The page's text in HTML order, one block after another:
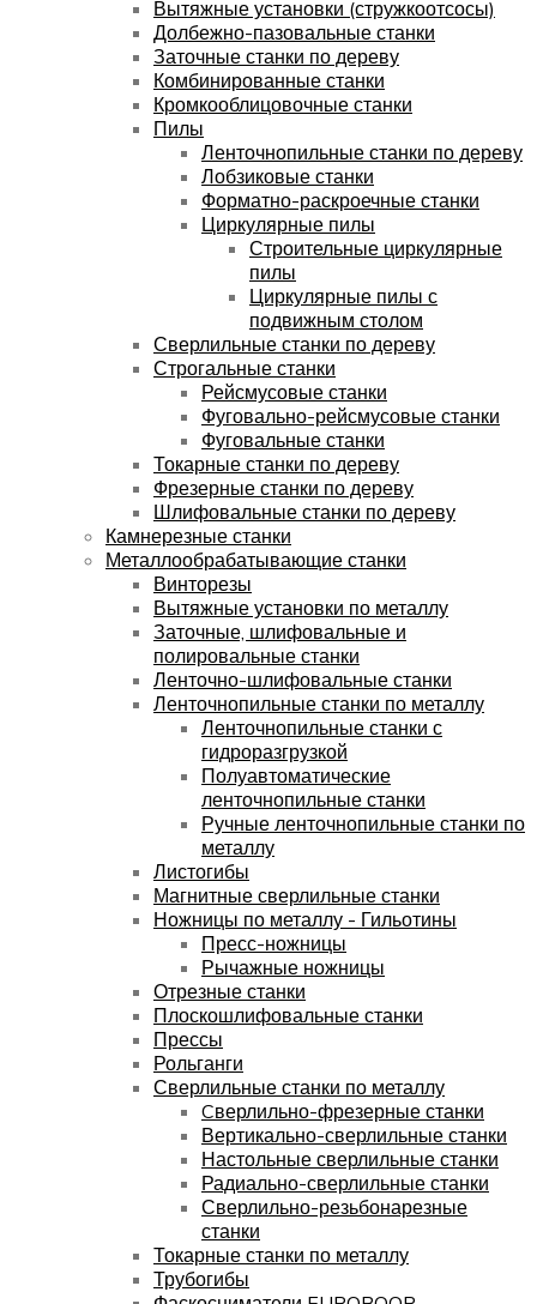
Вытяжные установки (стружкоотсосы)
Долбежно-пазовальные станки
Заточные станки по дереву
Комбинированные станки
Кромкооблицовочные станки
Пилы
Ленточнопильные станки по дереву
Лобзиковые станки
Форматно-раскроечные станки
Циркулярные пилы
Строительные циркулярные
пилы
Циркулярные пилы с
подвижным столом
Сверлильные станки по дереву
Строгальные станки
Рейсмусовые станки
Фуговально-рейсмусовые станки
Фуговальные станки
Токарные станки по дереву
Фрезерные станки по дереву
Шлифовальные станки по дереву
Камнерезные станки
Металлообрабатывающие станки
Винторезы
Вытяжные установки по металлу
Заточные, шлифовальные и
полировальные станки
Ленточно-шлифовальные станки
Ленточнопильные станки по металлу
Ленточнопильные станки с
гидроразгрузкой
Полуавтоматические
ленточнопильные станки
Ручные ленточнопильные станки по
металлу
Листогибы
Магнитные сверлильные станки
Ножницы по металлу - Гильотины
Пресс-ножницы
Рычажные ножницы
Отрезные станки
Плоскошлифовальные станки
Прессы
Рольганги
Сверлильные станки по металлу
Cверлильно-фрезерные станки
Вертикально-сверлильные станки
Настольные сверлильные станки
Радиально-сверлильные станки
Сверлильно-резьбонарезные
станки
Токарные станки по металлу
Трубогибы